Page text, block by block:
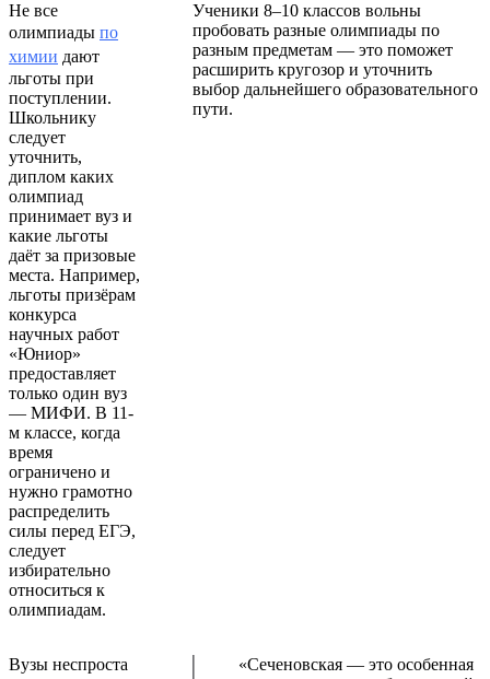
Не все
олимпиады по
химии дают
льготы при
поступлении.
Школьнику
следует
уточнить,
диплом каких
олимпиад
принимает вуз и
какие льготы
даёт за призовые
места. Например,
льготы призёрам
конкурса
научных работ
«Юниор»
предоставляет
только один вуз
— МИФИ. В 11-
м классе, когда
время
ограничено и
нужно грамотно
распределить
силы перед ЕГЭ,
следует
избирательно
относиться к
олимпиадам.
Ученики 8–10 классов вольны
пробовать разные олимпиады по
разным предметам — это поможет
расширить кругозор и уточнить
выбор дальнейшего образовательного
пути.
Вузы неспроста
«Сеченовская — это особенная